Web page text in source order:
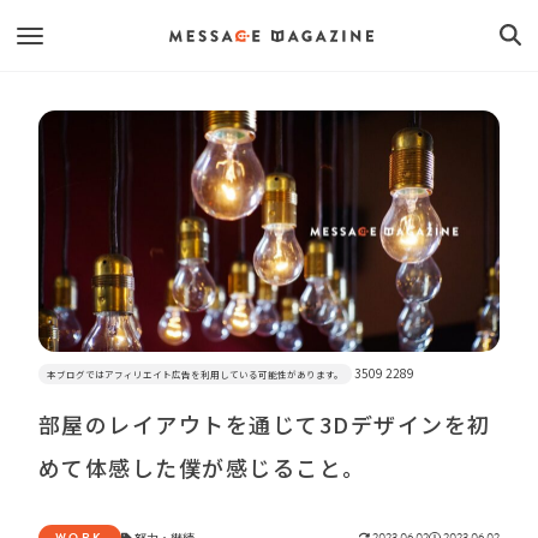
本ブログではアフィリエイト広告を利用している可能性があります。 3509 2289
部屋のレイアウトを通じて3Dデザインを初
めて体感した僕が感じること。